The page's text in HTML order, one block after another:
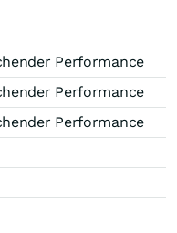
Performance
Performance
Performance